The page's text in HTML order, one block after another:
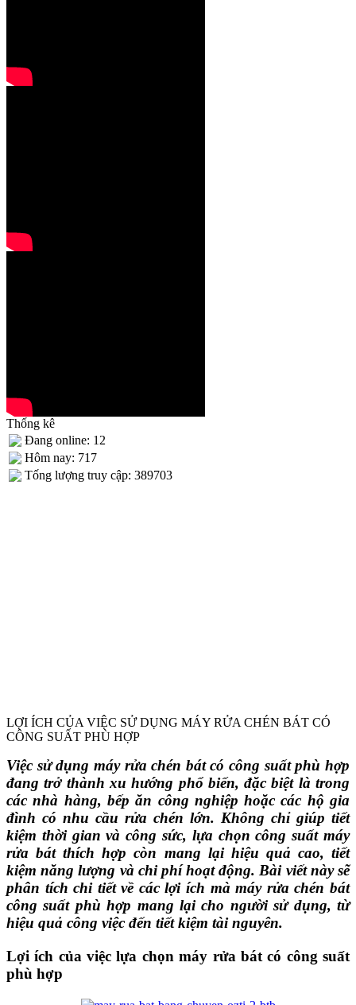
Thống kê
Đang online: 12
Hôm nay: 717
Tống lượng truy cập: 389703
LỢI ÍCH CỦA VIỆC SỬ DỤNG MÁY RỬA CHÉN BÁT CÓ
CÔNG SUẤT PHÙ HỢP
Việc sử dụng máy rửa chén bát có công suất phù hợp
đang trở thành xu hướng phổ biến, đặc biệt là trong
các nhà hàng, bếp ăn công nghiệp hoặc các hộ gia
đình có nhu cầu rửa chén lớn. Không chỉ giúp tiết
kiệm thời gian và công sức, lựa chọn công suất máy
rửa bát thích hợp còn mang lại hiệu quả cao, tiết
kiệm năng lượng và chi phí hoạt động. Bài viết này sẽ
phân tích chi tiết về các lợi ích mà máy rửa chén bát
công suất phù hợp mang lại cho người sử dụng, từ
hiệu quả công việc đến tiết kiệm tài nguyên.
Lợi ích của việc lựa chọn máy rửa bát có công suất
phù hợp